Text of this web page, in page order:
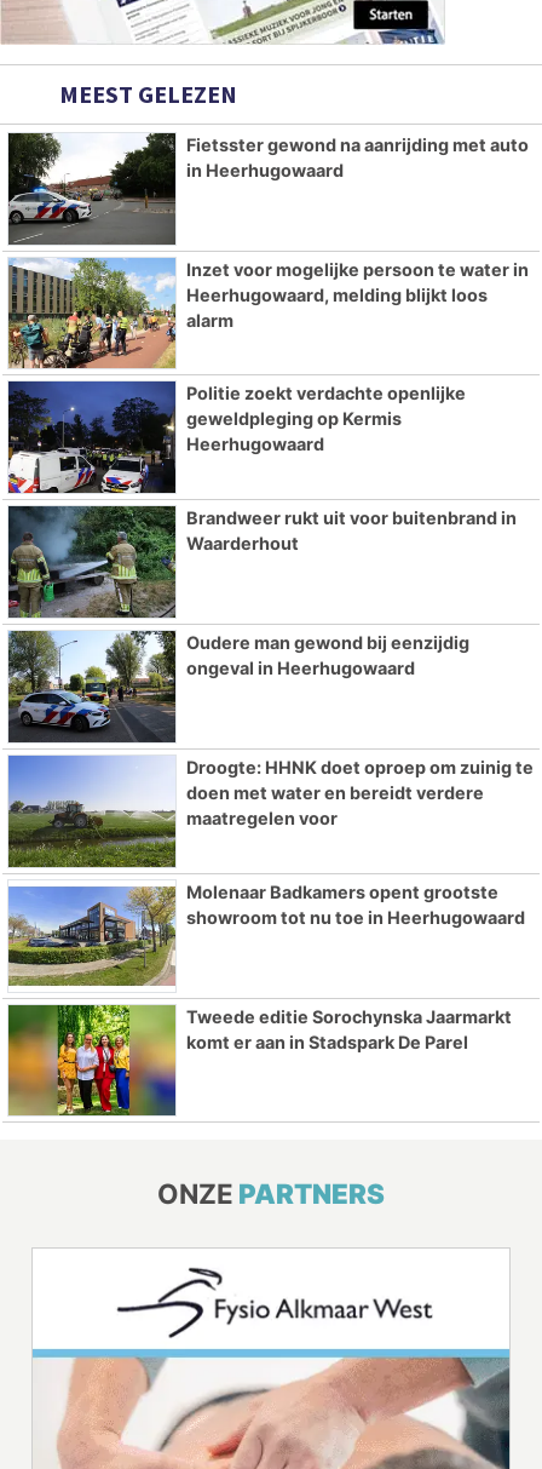
MEEST GELEZEN
Fietsster gewond na aanrijding met auto
in Heerhugowaard
Inzet voor mogelijke persoon te water in
Heerhugowaard, melding blijkt loos
alarm
Politie zoekt verdachte openlijke
geweldpleging op Kermis
Heerhugowaard
Brandweer rukt uit voor buitenbrand in
Waarderhout
Oudere man gewond bij eenzijdig
ongeval in Heerhugowaard
Droogte: HHNK doet oproep om zuinig te
doen met water en bereidt verdere
maatregelen voor
Molenaar Badkamers opent grootste
showroom tot nu toe in Heerhugowaard
Tweede editie Sorochynska Jaarmarkt
komt er aan in Stadspark De Parel
ONZE PARTNERS